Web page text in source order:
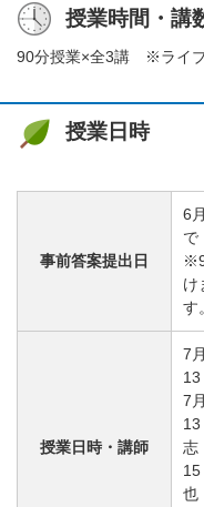
授業時間・講
90分授業×全3講 ※ライ
授業日時
事前答案提出日
6
で
け
す。
授業日時・講師
7
7
志
也